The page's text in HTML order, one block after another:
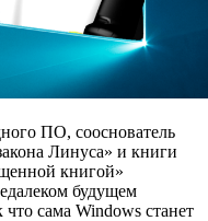
ПО, сооснователь
Линуса» и книги
книгой»
будущем
сама Windows станет